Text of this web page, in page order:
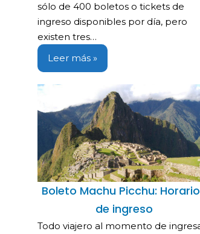
sólo de 400 boletos o tickets de
ingreso disponibles por día, pero
existen tres…
Leer más »
Boleto Machu Picchu:
de ingreso
Todo viajero al momento de